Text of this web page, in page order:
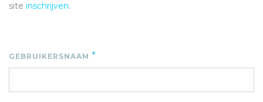
site inschrijven.
GEBRUIKERSNAAM *